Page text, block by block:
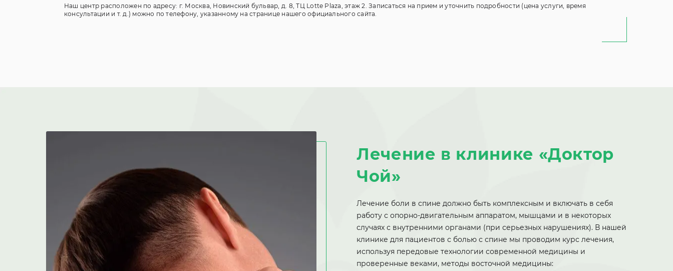
Наш центр расположен по адресу: г. Москва, Новинский бульвар, д. 8, ТЦ Lotte Plaza, этаж 2. Записаться на прием и уточнить подробности (цена услуги, время
консультации и т. д.) можно по телефону, указанному на странице нашего официального сайта.
Лечение в клинике «Доктор
Чой»
Лечение боли в спине должно быть комплексным и включать в себя
работу с опорно-двигательным аппаратом, мышцами и в некоторых
случаях с внутренними органами (при серьезных нарушениях). В нашей
клинике для пациентов с болью с спине мы проводим курс лечения,
используя передовые технологии современной медицины и
проверенные веками, методы восточной медицины: